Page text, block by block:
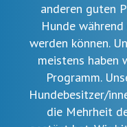
anderen guten
Hunde
werden können.
meistens haben
Programm.
Hundebesitzer/
die Mehrheit